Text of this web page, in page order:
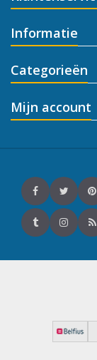
Informatie
Categorieën
Mijn account